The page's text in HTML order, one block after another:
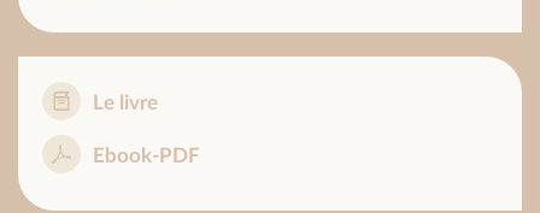
Le livre
Ebook-PDF